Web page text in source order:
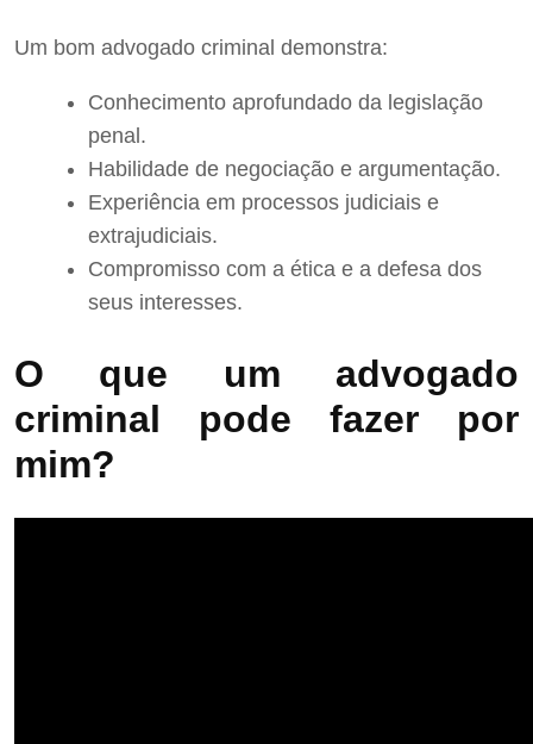
Um bom advogado criminal demonstra:
Conhecimento aprofundado da legislação
penal.
Habilidade de negociação e argumentação.
Experiência em processos judiciais e
extrajudiciais.
Compromisso com a ética e a defesa dos
seus interesses.
O que um advogado
criminal pode fazer por
mim?